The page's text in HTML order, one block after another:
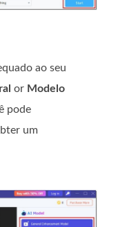
ao seu
or Modelo
pode
um